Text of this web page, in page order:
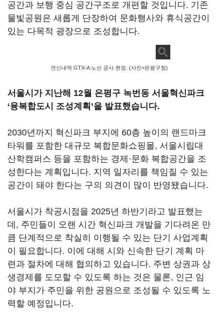
공간과 보행 중심 공간구조로 개편할 것입니다. 기존
물빛공원은 새롭게 단장하여 문화행사와 휴식공간이
있는 다목적 광장으로 조성합니다.
연신내역 GTX-A 노선 공사 현장. (사진=은평구청)
서울시가 지난해 12월 은평구 녹번동 서울혁신파크
‘융복합도시 조성계획’을 발표했습니다.
2030년까지 혁신파크 부지에 60층 높이의 랜드마크
타워를 포함한 대규모 복합문화쇼핑몰, 서울시립대
산학캠퍼스 등을 포함하는 경제·문화 복합공간을 조
성한다는 계획입니다. 지역 일자리를 책임질 수 있는
공간이 돼야 한다는 구의 의견이 많이 반영됐습니다.
서울시가 착공시점을 2025년 하반기라고 발표했는
데, 주민들이 오랜 시간 혁신파크 개발을 기다려온 만
큼 단계적으로 착실히 이행될 수 있는 단기 사업계획
이 필요합니다. 이에 대해 시와 신속한 단기 계획 마
련과 절차에 대해 협의하고 있습니다. 주변 상권과 상
생경제를 도모할 수 있도록 하는 것은 물론, 인근 임
야 부지가 주민을 위한 공원으로 조성될 수 있도록 노
력할 예정입니다.